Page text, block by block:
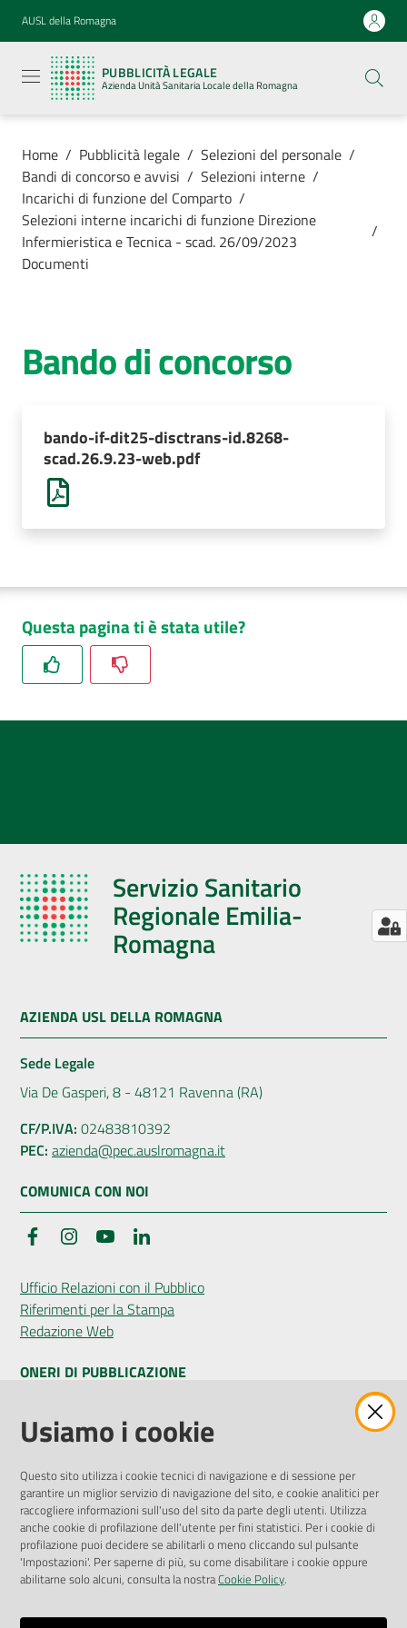
Vai al contenuto
Vai alla navigazione
Vai al footer
AUSL della Romagna
PUBBLICITÀ LEGALE
Azienda Unità Sanitaria Locale della Romagna
legale
Azienda
Unità
Locale della
Azienda
Luoghi di
cura
AUSL
Comunica
Home / Pubblicità legale / Selezioni del personale /
Bandi di concorso e avvisi / Selezioni interne /
Incarichi di funzione del Comparto /
Selezioni interne incarichi di funzione Direzione
Infermieristica e Tecnica - scad. 26/09/2023
/
Documenti
Bando di concorso
bando-if-dit25-disctrans-id.8268-
scad.26.9.23-web.pdf
Questa pagina ti è stata utile?
Servizio Sanitario
Regionale Emilia-
Romagna
AZIENDA USL DELLA ROMAGNA
Sede Legale
Via De Gasperi, 8 - 48121 Ravenna (RA)
CF/P.IVA: 02483810392
PEC: azienda@pec.auslromagna.it
COMUNICA CON NOI
FacebookInstagramYouTube
Ufficio Relazioni con il Pubblico
Riferimenti per la Stampa
Redazione Web
ONERI DI PUBBLICAZIONE
Amministrazione Trasparente
Pubblicità legale
Privacy Policy
Attuazione Misure PNRR
Liste di Attesa
ENTI, IMPRESE E PARTNER
Fatturazione Elettronica
Usiamo i cookie
Questo sito utilizza i cookie tecnici di navigazione e di sessione per
garantire un miglior servizio di navigazione del sito, e cookie analitici per
raccogliere informazioni sull'uso del sito da parte degli utenti. Utilizza
anche cookie di profilazione dell'utente per fini statistici. Per i cookie di
profilazione puoi decidere se abilitarli o meno cliccando sul pulsante
'Impostazioni'. Per saperne di più, su come disabilitare i cookie oppure
abilitarne solo alcuni, consulta la nostraCookie Policy.